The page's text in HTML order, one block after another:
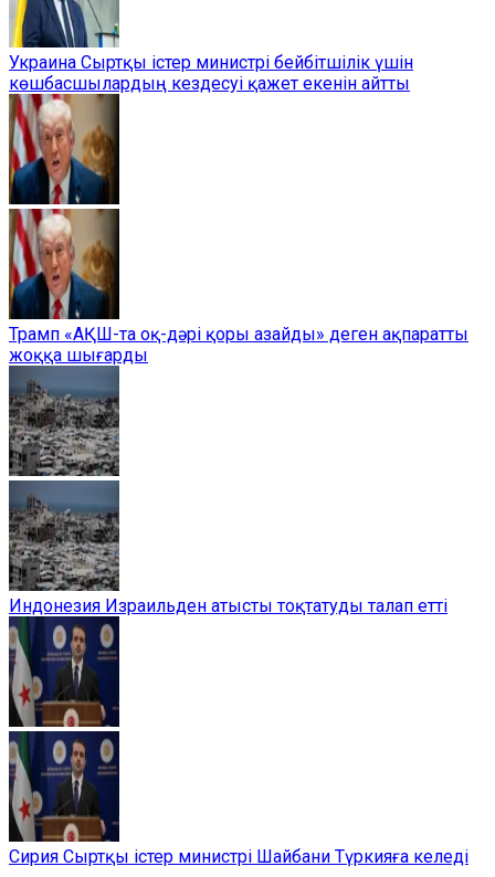
Украина Сыртқы істер министрі бейбітшілік үшін
көшбасшылардың кездесуі қажет екенін айтты
Трамп «АҚШ-та оқ-дәрі қоры азайды» деген ақпаратты
жоққа шығарды
Индонезия Израильден атысты тоқтатуды талап етті
Сирия Сыртқы істер министрі Шайбани Түркияға келеді